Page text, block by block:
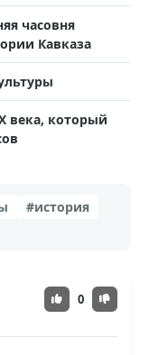
часовня
Кавказа
века, который
#история
0